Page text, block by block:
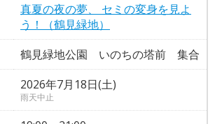
真夏の夜の夢、 セミの変身を見よ
う！（鶴見緑地）
鶴見緑地公園 いのちの塔前 集合
2026年7月18日(土)
雨天中止